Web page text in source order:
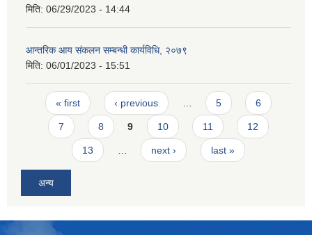
मिति: 06/29/2023 - 14:44
आन्तरिक आय संकलन सम्बन्धी कार्यविधि, २०७९
मिति: 06/01/2023 - 15:51
Pages
« first ‹ previous … 5 6
7 8 9 10 11 12
13 … next › last »
अन्य